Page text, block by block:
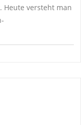
Heute versteht man